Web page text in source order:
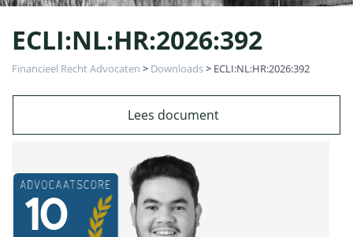
ECLI:NL:HR:2026:392
Financieel Recht Advocaten > Downloads> ECLI:NL:HR:2026:392
Lees document